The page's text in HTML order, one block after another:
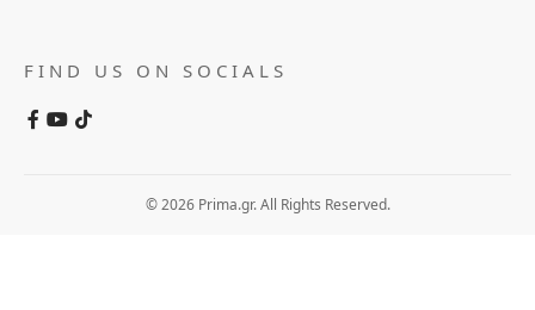
FIND US ON SOCIALS
© 2026 Prima.gr. All Rights Reserved.